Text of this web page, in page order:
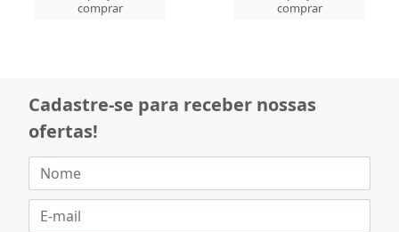
comprar
comprar
Cadastre-se para receber nossas
ofertas!